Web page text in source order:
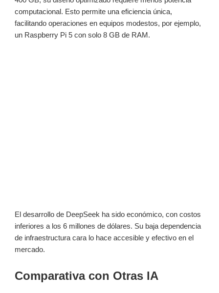
computacional. Esto permite una eficiencia única,
facilitando operaciones en equipos modestos, por ejemplo,
un Raspberry Pi 5 con solo 8 GB de RAM.
El desarrollo de DeepSeek ha sido económico, con costos
inferiores a los 6 millones de dólares. Su baja dependencia
de infraestructura cara lo hace accesible y efectivo en el
mercado.
Comparativa con Otras IA